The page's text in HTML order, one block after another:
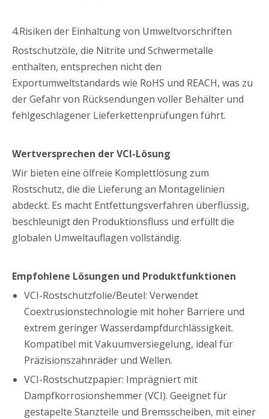
4.Risiken der Einhaltung von Umweltvorschriften
Rostschutzöle, die Nitrite und Schwermetalle
enthalten, entsprechen nicht den
Exportumweltstandards wie RoHS und REACH, was zu
der Gefahr von Rücksendungen voller Behälter und
fehlgeschlagener Lieferkettenprüfungen führt.
Wertversprechen der VCI-Lösung
Wir bieten eine ölfreie Komplettlösung zum
Rostschutz, die die Lieferung an Montagelinien
abdeckt. Es macht Entfettungsverfahren überflüssig,
beschleunigt den Produktionsfluss und erfüllt die
globalen Umweltauflagen vollständig.
Empfohlene Lösungen und Produktfunktionen
VCI-Rostschutzfolie/Beutel: Verwendet
Coextrusionstechnologie mit hoher Barriere und
extrem geringer Wasserdampfdurchlässigkeit.
Kompatibel mit Vakuumversiegelung, ideal für
Präzisionszahnräder und Wellen.
VCI-Rostschutzpapier: Imprägniert mit
Dampfkorrosionshemmer (VCI). Geeignet für
gestapelte Stanzteile und Bremsscheiben, mit einer